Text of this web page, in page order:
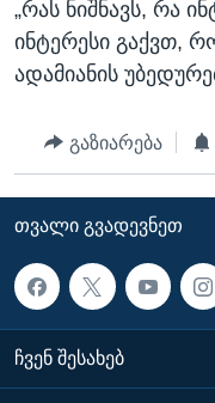
„რას ნიშნავს, რა
ინტერესი გაქვთ,
ადამიანის
გაზიარება
ᲗᲕᲐᲚᲘ ᲒᲕᲐᲓᲔᲕᲜᲔᲗ
ᲩᲕᲔᲜ ᲨᲔᲡᲐᲮᲔᲑ